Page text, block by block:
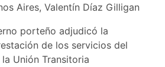
Aires, Valentín Díaz Gilligan
porteño adjudicó la
de los servicios del
Unión Transitoria